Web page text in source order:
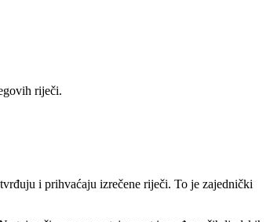
riječi.
i prihvaćaju izrečene riječi. To je zajednički